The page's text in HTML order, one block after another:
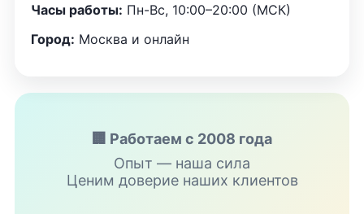
Часы работы: Пн-Вс, 10:00–20:00 (МСК)
Город: Москва и онлайн
🏢 Работаем с 2008 года
Опыт — наша сила
Ценим доверие наших клиентов